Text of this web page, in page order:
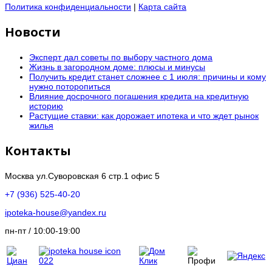
Политика конфиденциальности | Карта сайта
Новости
Эксперт дал советы по выбору частного дома
Жизнь в загородном доме: плюсы и минусы
Получить кредит станет сложнее с 1 июля: причины и кому
нужно поторопиться
Влияние досрочного погашения кредита на кредитную
историю
Растущие ставки: как дорожает ипотека и что ждет рынок
жилья
Контакты
Москва ул.Суворовская 6 стр.1 офис 5
+7 (936) 525-40-20
ipoteka-house@yandex.ru
пн-пт / 10:00-19:00